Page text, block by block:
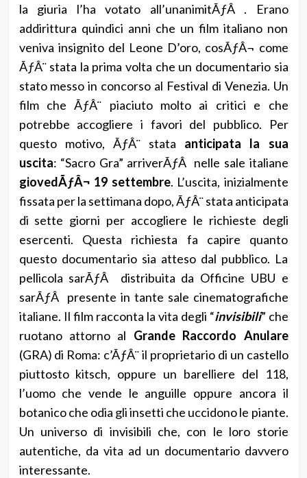
la giuria l’ha votato all’unanimitÃƒÂ . Erano
addirittura quindici anni che un film italiano non
veniva insignito del Leone D’oro, cosÃƒÂ¬ come
ÃƒÂ¨ stata la prima volta che un documentario sia
stato messo in concorso al Festival di Venezia. Un
film che ÃƒÂ¨ piaciuto molto ai critici e che
potrebbe accogliere i favori del pubblico. Per
questo motivo, ÃƒÂ¨ stata anticipata la sua
uscita: “Sacro Gra” arriverÃƒÂ nelle sale italiane
giovedÃƒÂ¬ 19 settembre. L’uscita, inizialmente
fissata per la settimana dopo, ÃƒÂ¨ stata anticipata
di sette giorni per accogliere le richieste degli
esercenti. Questa richiesta fa capire quanto
questo documentario sia atteso dal pubblico. La
pellicola sarÃƒÂ distribuita da Officine UBU e
sarÃƒÂ presente in tante sale cinematografiche
italiane. Il film racconta la vita degli “invisibili” che
ruotano attorno al Grande Raccordo Anulare
(GRA) di Roma: c’ÃƒÂ¨ il proprietario di un castello
piuttosto kitsch, oppure un barelliere del 118,
l’uomo che vende le anguille oppure ancora il
botanico che odia gli insetti che uccidono le piante.
Un universo di invisibili che, con le loro storie
autentiche, da vita ad un documentario davvero
interessante.